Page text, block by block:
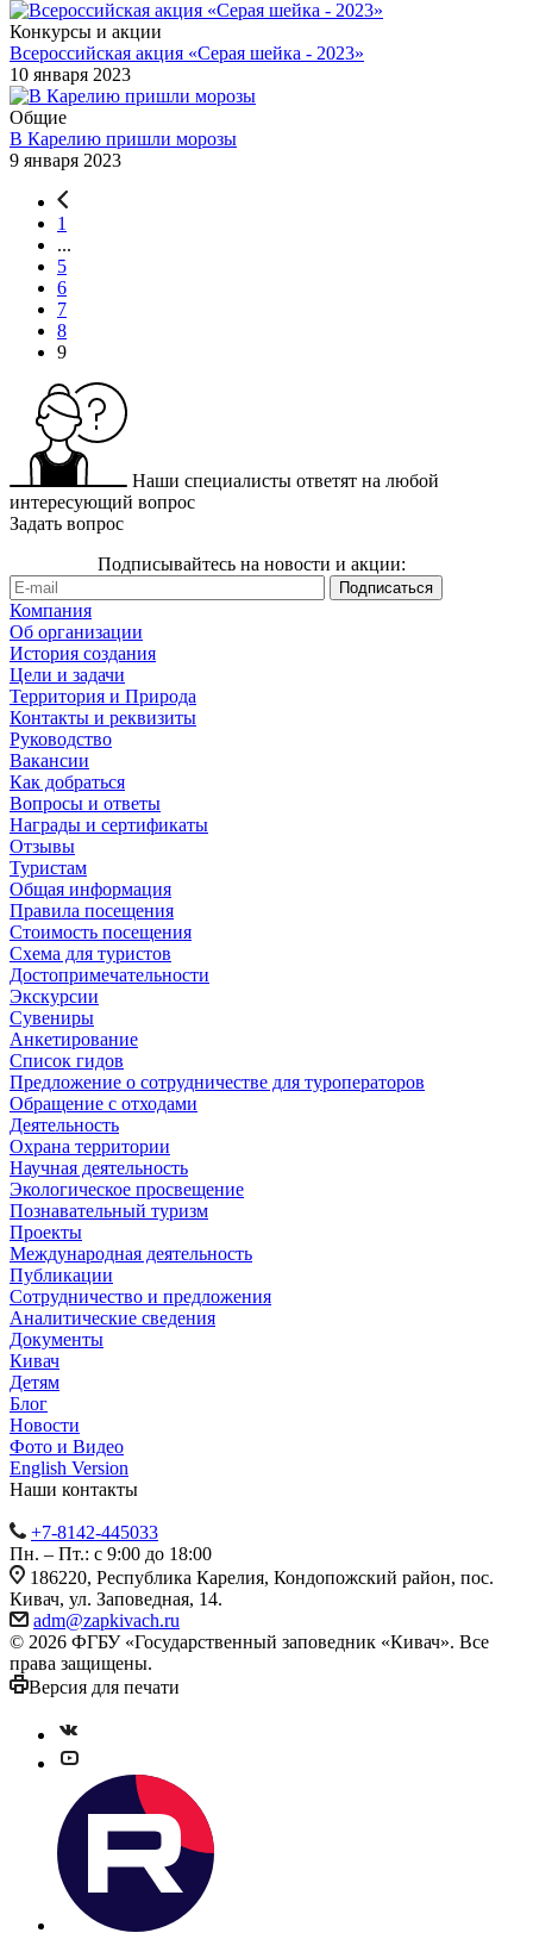
Конкурсы и акции
Всероссийская акция «Серая шейка - 2023»
10 января 2023
Общие
В Карелию пришли морозы
9 января 2023
1
...
5
6
7
8
9
Наши специалисты ответят на любой
интересующий вопрос
Задать вопрос
Подписывайтесь на новости и акции:
Компания
Об организации
История создания
Цели и задачи
Территория и Природа
Контакты и реквизиты
Руководство
Вакансии
Как добраться
Вопросы и ответы
Награды и сертификаты
Отзывы
Туристам
Общая информация
Правила посещения
Стоимость посещения
Схема для туристов
Достопримечательности
Экскурсии
Сувениры
Анкетирование
Список гидов
Предложение о сотрудничестве для туроператоров
Обращение с отходами
Деятельность
Охрана территории
Научная деятельность
Экологическое просвещение
Познавательный туризм
Проекты
Международная деятельность
Публикации
Сотрудничество и предложения
Аналитические сведения
Документы
Кивач
Детям
Блог
Новости
Фото и Видео
English Version
Наши контакты
+7-8142-445033
Пн. – Пт.: с 9:00 до 18:00
186220, Республика Карелия, Кондопожский район, пос.
Кивач, ул. Заповедная, 14.
adm@zapkivach.ru
© 2026 ФГБУ «Государственный заповедник «Кивач». Все
права защищены.
Версия для печати